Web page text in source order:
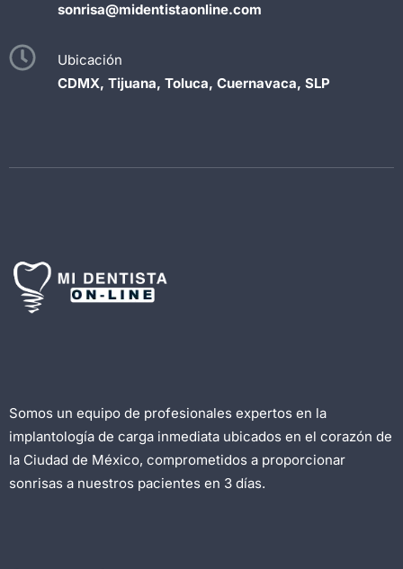
sonrisa@midentistaonline.com
Ubicación
CDMX, Tijuana, Toluca, Cuernavaca, SLP
Somos un equipo de profesionales expertos en la
implantología de carga inmediata ubicados en el corazón de
la Ciudad de México, comprometidos a proporcionar
sonrisas a nuestros pacientes en 3 días.